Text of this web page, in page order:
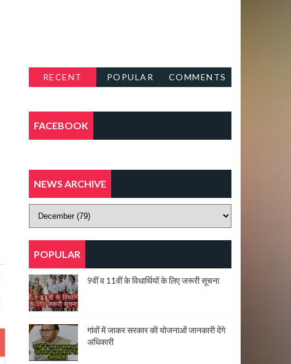
RECENT POPULAR COMMENTS
FACEBOOK
NEWS ARCHIVE
POPULAR
9वीं व 11वीं के विधार्थियों के लिए जरूरी सूचना
गांवों में जाकर सरकार की योजनाओं जानकारी देंगे
अधिकारी